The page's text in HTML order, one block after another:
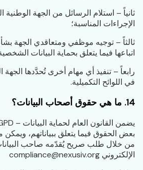
ثانياً – استلام الرسائل من الجهة الوطنية
الإجراءات المناسبة؛
ثالثاً – توجيه موظفي ومتعاقدي الجهة
اتباعها فيما يتعلق بحماية البيانات
رابعاً – تنفيذ أي مهام أخرى تُحدَّدها الجهة
في اللوائح التكميلية.
14. ما هي حقوق أصحاب البيانات؟
بعض الحقوق فيما يتعلق ببياناتهم،
من خلال طلب صريح يُقدّمه صاحب
الإلكتروني compliance@nexusiv.org